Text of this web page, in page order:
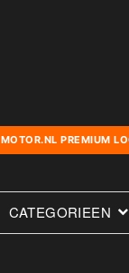
MOTOR.NL PREMIUM
CATEGORIEEN